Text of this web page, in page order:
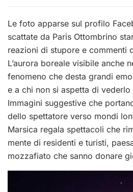
Le foto apparse sul profilo
scattate da Paris Ottombrino
reazioni di stupore e commenti
L’aurora boreale visibile anche
fenomeno che desta grandi
e a chi non si aspetta di
Immagini suggestive che
dello spettatore verso mondi
Marsica regala spettacoli che
mente di residenti e turisti,
mozzafiato che sanno donare